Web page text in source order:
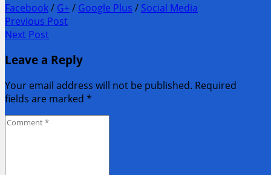
Facebook/ G+/ Google Plus / Social Media
Post
navigation
Previous Post
Previous
Next Post
Post:
Leave a Reply
Your email address will not be published. Required
fields are marked *
Comment